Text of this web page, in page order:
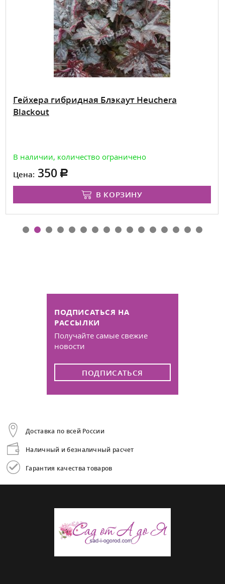
Гейхера гибридная Блэкаут Heuchera
Blackout
В наличии, количество ограничено
Цена: 350
В КОРЗИНУ
ПОДПИСАТЬСЯ НА
РАССЫЛКИ
Получайте самые свежие
новости
ПОДПИСАТЬСЯ
Доставка по всей России
Наличный и безналичный расчет
Гарантия качества товаров